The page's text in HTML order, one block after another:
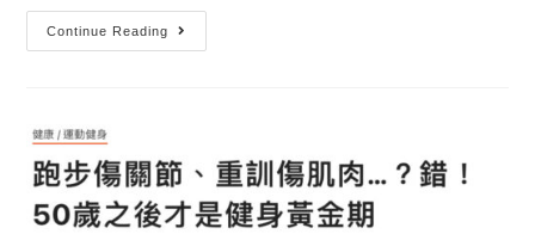
Continue Reading